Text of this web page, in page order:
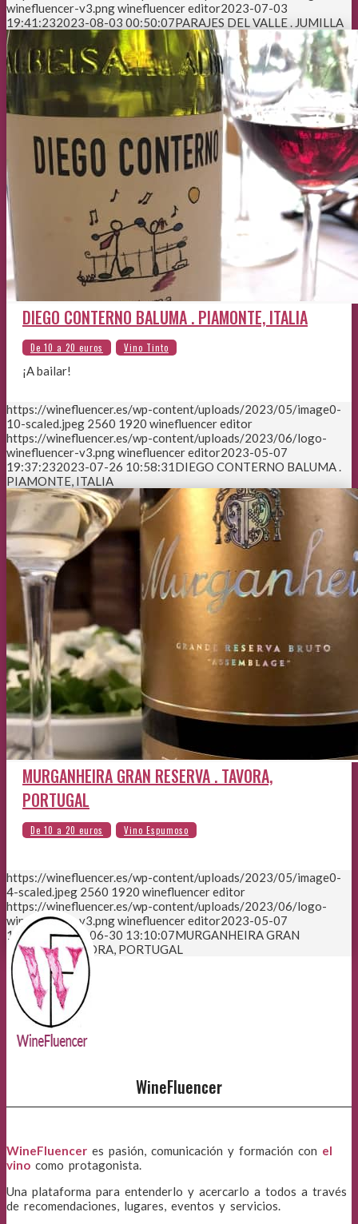
winefluencer-v3.pngwinefluencer editor2023-07-03
19:41:232023-08-03 00:50:07PARAJES DEL VALLE . JUMILLA
DIEGO CONTERNO BALUMA . PIAMONTE, ITALIA
¡A bailar!
https://winefluencer.es/wp-content/uploads/2023/05/image0-
10-scaled.jpeg 2560 1920 winefluencer editor
https://winefluencer.es/wp-content/uploads/2023/06/logo-
winefluencer-v3.pngwinefluencer editor2023-05-07
19:37:232023-07-26 10:58:31DIEGO CONTERNO BALUMA .
PIAMONTE, ITALIA
MURGANHEIRA GRAN RESERVA . TAVORA,
PORTUGAL
https://winefluencer.es/wp-content/uploads/2023/05/image0-
4-scaled.jpeg 2560 1920 winefluencer editor
https://winefluencer.es/wp-content/uploads/2023/06/logo-
winefluencer-v3.pngwinefluencer editor2023-05-07
13:54:362023-06-30 13:10:07MURGANHEIRA GRAN
RESERVA . TAVORA, PORTUGAL
WineFluencer
WineFluencer es pasión, comunicación y formación con el
vino como protagonista.
Una plataforma para entenderlo y acercarlo a todos a través
de recomendaciones, lugares, eventos y servicios.